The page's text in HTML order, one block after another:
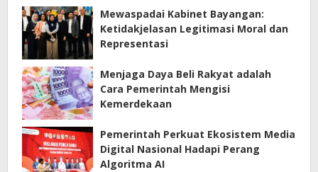
Mewaspadai Kabinet Bayangan:
Ketidakjelasan Legitimasi Moral dan
Representasi
Menjaga Daya Beli Rakyat adalah
Cara Pemerintah Mengisi
Kemerdekaan
Pemerintah Perkuat Ekosistem Media
Digital Nasional Hadapi Perang
Algoritma AI